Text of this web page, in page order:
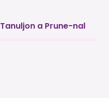
Tanuljon a Prune-nal